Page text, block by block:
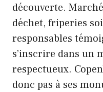
découverte.
déchet, friperies
responsables
s’inscrire dans un
respectueux.
donc pas à ses